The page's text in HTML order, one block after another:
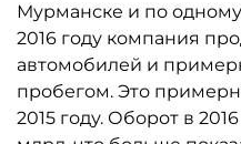
Мурманске и по
2016 году компания
автомобилей и
пробегом. Это
2015 году. Оборот в